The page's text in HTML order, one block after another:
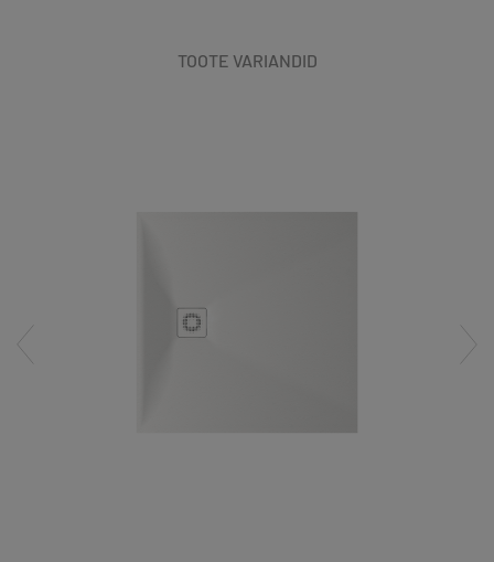
TOOTE VARIANDID